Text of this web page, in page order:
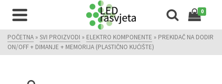
0
POČETNA » SVI PROIZVODI » ELEKTRO KOMPONENTE » PREKIDAČ NA DODIR
ON/OFF + DIMANJE + MEMORIJA (PLASTIČNO KUĆIŠTE)